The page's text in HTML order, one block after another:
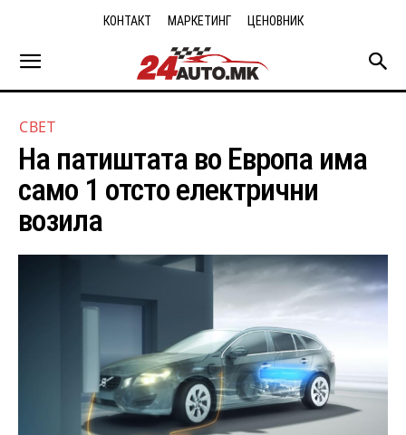
КОНТАКТ МАРКЕТИНГ ЦЕНОВНИК
СВЕТ
На патиштата во Европа има
само 1 отсто електрични
возила